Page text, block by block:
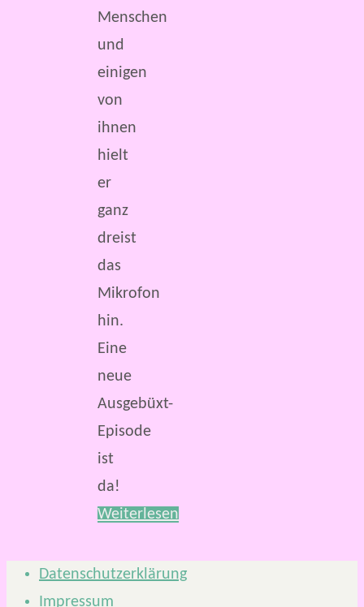
Menschen
und
einigen
von
ihnen
hielt
er
ganz
dreist
das
Mikrofon
hin.
Eine
neue
Ausgebüxt-
Episode
ist
da!
Weiterlesen
Datenschutzerklärung
Impressum